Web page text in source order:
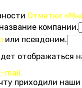
Отметки
компании.
или псевдоним.
отображаться
mail.
приходили